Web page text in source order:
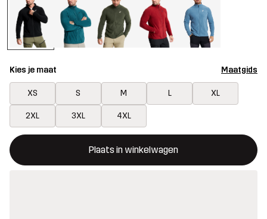
Kies je maat Maatgids
XS S M L XL
2XL 3XL 4XL
Plaats in winkelwagen
Deze knop opent een modal met de bevestiging van een
{{size}} niet beschikbaar